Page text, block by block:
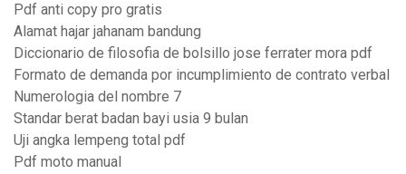
Pdf anti copy pro gratis
Alamat hajar jahanam bandung
Diccionario de filosofia de bolsillo jose ferrater mora pdf
Formato de demanda por incumplimiento de contrato verbal
Numerologia del nombre 7
Standar berat badan bayi usia 9 bulan
Uji angka lempeng total pdf
Pdf moto manual